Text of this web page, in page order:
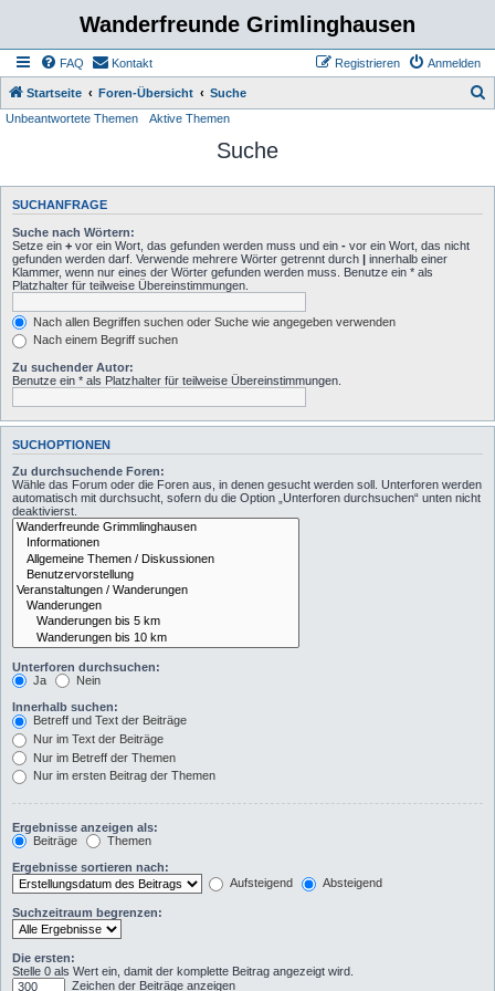
Wanderfreunde Grimlinghausen
FAQ Kontakt Anmelden
Registrieren
Startseite Foren-Übersicht Suche
Unbeantwortete Themen Aktive Themen
Suche
SUCHANFRAGE
Suche nach Wörtern:
Setze ein + vor ein Wort, das gefunden werden muss und ein - vor ein Wort, das nicht
gefunden werden darf. Verwende mehrere Wörter getrennt durch | innerhalb einer
Klammer, wenn nur eines der Wörter gefunden werden muss. Benutze ein * als
Platzhalter für teilweise Übereinstimmungen.
Nach allen Begriffen suchen oder Suche wie angegeben verwenden
Nach einem Begriff suchen
Zu suchender Autor:
Benutze ein * als Platzhalter für teilweise Übereinstimmungen.
SUCHOPTIONEN
Zu durchsuchende Foren:
Wähle das Forum oder die Foren aus, in denen gesucht werden soll. Unterforen werden
automatisch mit durchsucht, sofern du die Option „Unterforen durchsuchen“ unten nicht
deaktivierst.
Unterforen durchsuchen:
Ja
Nein
Innerhalb suchen:
Betreff und Text der Beiträge
Nur im Text der Beiträge
Nur im Betreff der Themen
Nur im ersten Beitrag der Themen
Ergebnisse anzeigen als:
Beiträge
Themen
Ergebnisse sortieren nach:
Aufsteigend
Absteigend
Suchzeitraum begrenzen:
Die ersten:
Stelle 0 als Wert ein, damit der komplette Beitrag angezeigt wird.
Zeichen der Beiträge anzeigen